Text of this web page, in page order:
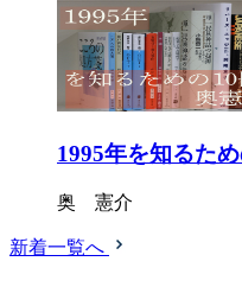
1995年を知るた
奥 憲介
新着一覧へ